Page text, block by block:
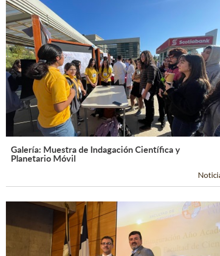
Leer Más +
Galería: Muestra de Indagación Científica y
Planetario Móvil